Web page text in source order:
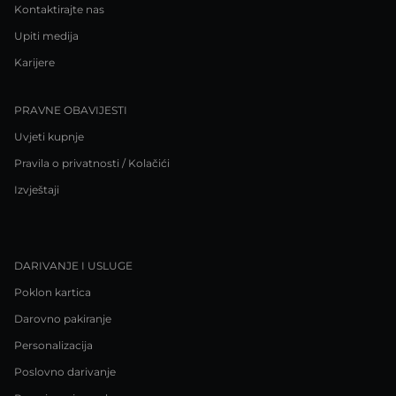
Kontaktirajte nas
Upiti medija
Karijere
PRAVNE OBAVIJESTI
Uvjeti kupnje
Pravila o privatnosti / Kolačići
Izvještaji
DARIVANJE I USLUGE
Poklon kartica
Darovno pakiranje
Personalizacija
Poslovno darivanje